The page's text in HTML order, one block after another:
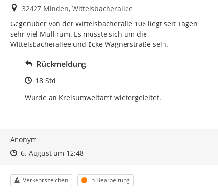
Ort
32427 Minden, Wittelsbacherallee
Gegenüber von der Wittelsbacheralle 106 liegt seit Tagen
sehr viel Müll rum. Es müsste sich um die
Wittelsbacherallee und Ecke Wagnerstraße sein.
Rückmeldung
Zeitpunkt des Erstellens
18 Std
Wurde an Kreisumweltamt wietergeleitet.
Anonym
Zeitpunkt des Erstellens
Zeitpunkt des Erstellens
6. August um 12:48Zur Äußerung
Kategorie
Verkehrszeichen Status
In Bearbeitung